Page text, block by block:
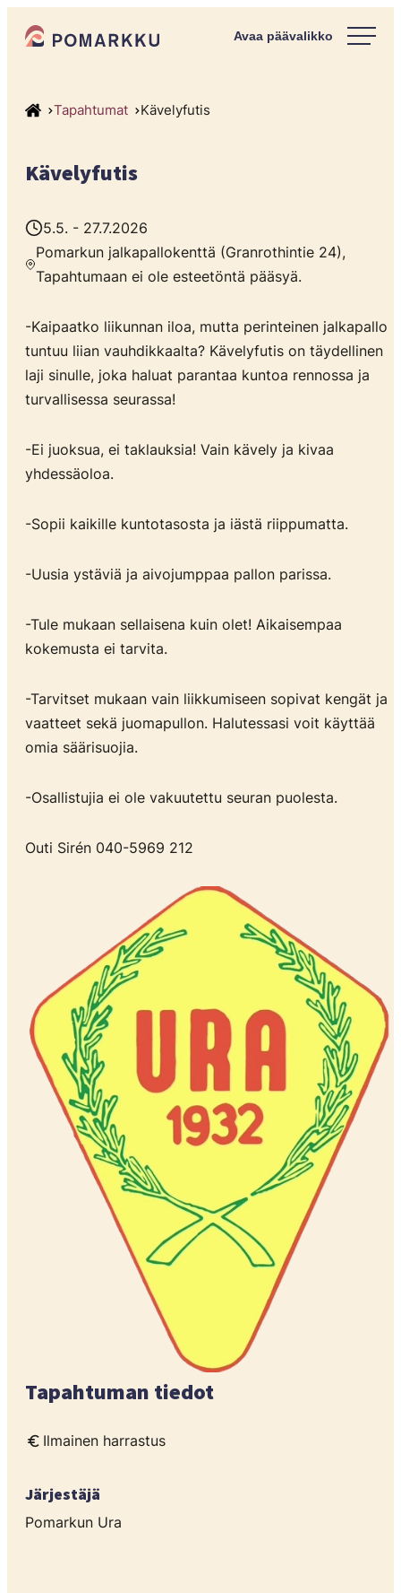
Siirry
suoraan
Pomarkun kunta
sinulle.Tapahtumat Kävelyfutis
Kävelyfutis
5.5. - 27.7.2026
Pomarkun jalkapallokenttä (Granrothintie 24),
Tapahtumaan ei ole esteetöntä pääsyä.
-Kaipaatko liikunnan iloa, mutta perinteinen jalkapallo
tuntuu liian vauhdikkaalta? Kävelyfutis on täydellinen
laji sinulle, joka haluat parantaa kuntoa rennossa ja
turvallisessa seurassa!
-Ei juoksua, ei taklauksia! Vain kävely ja kivaa
yhdessäoloa.
-Sopii kaikille kuntotasosta ja iästä riippumatta.
-Uusia ystäviä ja aivojumppaa pallon parissa.
-Tule mukaan sellaisena kuin olet! Aikaisempaa
kokemusta ei tarvita.
-Tarvitset mukaan vain liikkumiseen sopivat kengät ja
vaatteet sekä juomapullon. Halutessasi voit käyttää
omia säärisuojia.
-Osallistujia ei ole vakuutettu seuran puolesta.
Outi Sirén 040-5969 212
Tapahtuman tiedot
Ilmainen harrastus
Järjestäjä
Pomarkun Ura